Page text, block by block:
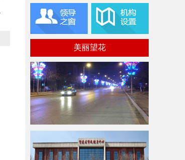
美丽望花